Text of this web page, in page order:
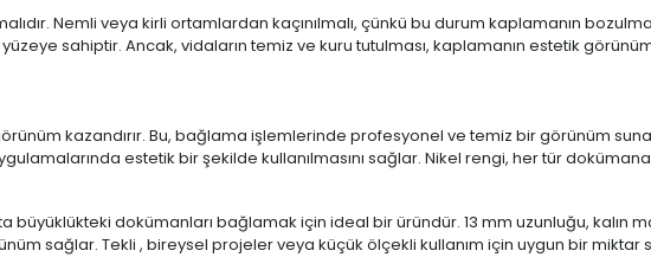
Nemli veya kirli ortamlardan kaçınılmalı, çünkü bu durum kaplamanın
sahiptir. Ancak, vidaların temiz ve kuru tutulması, kaplamanın estetik
kazandırır. Bu, bağlama işlemlerinde profesyonel ve temiz bir görünüm
estetik bir şekilde kullanılmasını sağlar. Nikel rengi, her tür
büyüklükteki dokümanları bağlamak için ideal bir üründür. 13 mm uzunluğu, kalın
sağlar. Tekli , bireysel projeler veya küçük ölçekli kullanım için uygun bir miktar